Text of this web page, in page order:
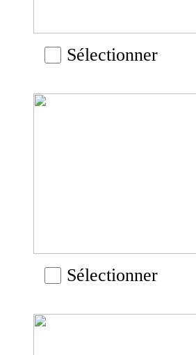
Sélectionner
Sélectionner